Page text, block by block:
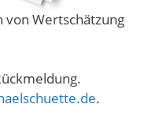
von Wertschätzung
.